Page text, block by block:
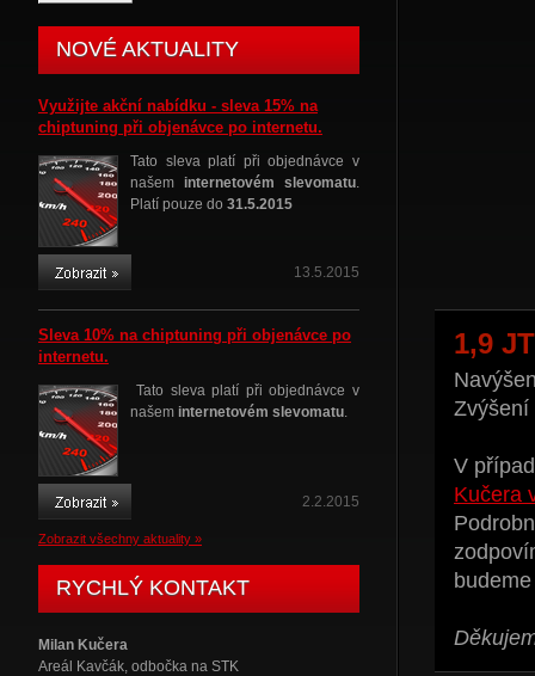
NOVÉ AKTUALITY
Využijte akční nabídku - sleva 15% na
chiptuning při objenávce po internetu.
Tato sleva platí při objednávce v
našem internetovém slevomatu.
Platí pouze do 31.5.2015
13.5.2015
Sleva 10% na chiptuning při objenávce po
internetu.
Tato sleva platí při objednávce v
našem internetovém slevomatu.
2.2.2015
Zobrazit všechny aktuality »
RYCHLÝ KONTAKT
Milan Kučera
Areál Kavčák, odbočka na STK
1,9
Zvýšení
V
Kučera